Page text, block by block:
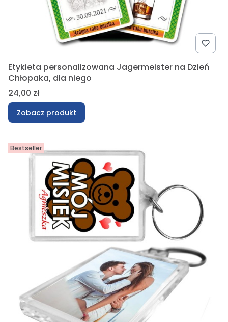
Etykieta personalizowana Jagermeister na Dzień
Chłopaka, dla niego
Cena
24,00 zł
Zobacz produkt
Bestseller